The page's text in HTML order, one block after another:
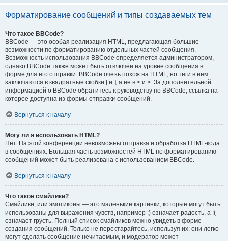
Форматирование сообщений и типы создаваемых тем
Что такое BBCode?
BBCode — это особая реализация HTML, предлагающая большие
возможности по форматированию отдельных частей сообщения.
Возможность использования BBCode определяется администратором,
однако BBCode также может быть отключён на уровне сообщения в
форме для его отправки. BBCode очень похож на HTML, но теги в нём
заключаются в квадратные скобки [ и ], а не в < и >. За дополнительной
информацией о BBCode обратитесь к руководству по BBCode, ссылка на
которое доступна из формы отправки сообщений.
Вернуться к началу
Могу ли я использовать HTML?
Нет. На этой конференции невозможны отправка и обработка HTML-кода
в сообщениях. Большая часть возможностей HTML по форматированию
сообщений может быть реализована с использованием BBCode.
Вернуться к началу
Что такое смайлики?
Смайлики, или эмотиконы — это маленькие картинки, которые могут быть
использованы для выражения чувств, например :) означает радость, а :(
означает грусть. Полный список смайликов можно увидеть в форме
создания сообщений. Только не перестарайтесь, используя их: они легко
могут сделать сообщение нечитаемым, и модератор может